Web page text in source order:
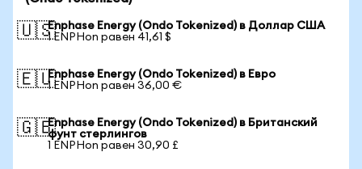
🇺🇸Enphase Energy (Ondo Tokenized) в Доллар США
1 ENPHon равен 41,61 $
🇪🇺Enphase Energy (Ondo Tokenized) в Евро
1 ENPHon равен 36,00 €
🇬🇧Enphase Energy (Ondo Tokenized) в Британский
фунт стерлингов
1 ENPHon равен 30,90 £